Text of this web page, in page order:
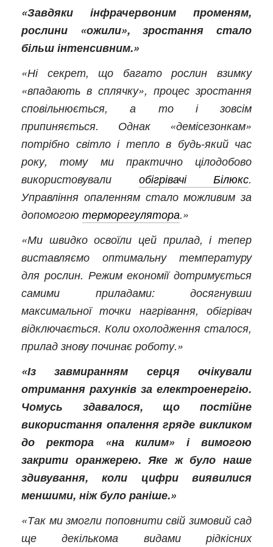
«Завдяки інфрачервоним променям,
рослини «ожили», зростання стало
більш інтенсивним.»
«Ні секрет, що багато рослин взимку
«впадають в сплячку», процес зростання
сповільнюється, а то і зовсім
припиняється. Однак «демісезонкам»
потрібно світло і тепло в будь-який час
року, тому ми практично цілодобово
використовували обігрівачі Білюкс.
Управління опаленням стало можливим за
допомогою терморегулятора.»
«Ми швидко освоїли цей прилад, і тепер
виставляємо оптимальну температуру
для рослин. Режим економії дотримується
самими приладами: досягнувши
максимальної точки нагрівання, обігрівач
відключається. Коли охолодження сталося,
прилад знову починає роботу.»
«Із завмиранням серця очікували
отримання рахунків за електроенергію.
Чомусь здавалося, що постійне
використання опалення гряде викликом
до ректора «на килим» і вимогою
закрити оранжерею. Яке ж було наше
здивування, коли цифри виявилися
меншими, ніж було раніше.»
«Так ми змогли поповнити свій зимовий сад
ще декількома видами рідкісних